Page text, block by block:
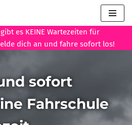
es KEINE Wartezeiten für
dich an und fahre sofort los!
sofort
Fahrschule